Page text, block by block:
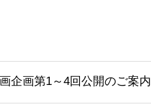
企画第1～4回公開のご案内